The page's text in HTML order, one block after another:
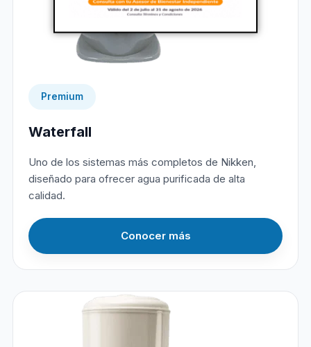
Premium
Waterfall
Uno de los sistemas más completos de Nikken,
diseñado para ofrecer agua purificada de alta
calidad.
Conocer más